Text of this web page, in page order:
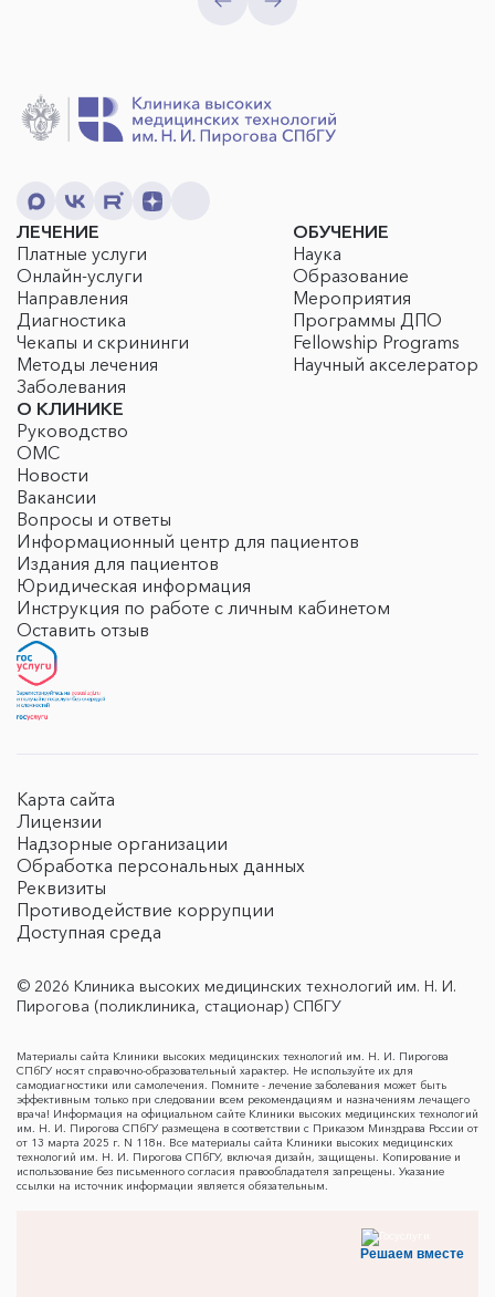
ЛЕЧЕНИЕ
Платные услуги
Онлайн-услуги
Направления
Диагностика
Чекапы и скрининги
Методы лечения
Заболевания
ОБУЧЕНИЕ
Наука
Образование
Мероприятия
Программы ДПО
Fellowship Programs
Научный акселератор
О КЛИНИКЕ
Руководство
ОМС
Новости
Вакансии
Вопросы и ответы
Информационный центр для пациентов
Издания для пациентов
Юридическая информация
Инструкция по работе с личным кабинетом
Оставить отзыв
Карта сайта
Лицензии
Надзорные организации
Обработка персональных данных
Реквизиты
Противодействие коррупции
Доступная среда
© 2026 Клиника высоких медицинских технологий им. Н. И.
Пирогова (поликлиника, стационар) СПбГУ
Материалы сайта Клиники высоких медицинских технологий им. Н. И. Пирогова
СПбГУ носят справочно-образовательный характер. Не используйте их для
самодиагностики или самолечения. Помните - лечение заболевания может быть
эффективным только при следовании всем рекомендациям и назначениям лечащего
врача! Информация на официальном сайте Клиники высоких медицинских технологий
им. Н. И. Пирогова СПбГУ размещена в соответствии с Приказом Минздрава России от
от 13 марта 2025 г. N 118н. Все материалы сайта Клиники высоких медицинских
технологий им. Н. И. Пирогова СПбГУ, включая дизайн, защищены. Копирование и
использование без письменного согласия правообладателя запрещены. Указание
ссылки на источник информации является обязательным.
Решаем вместе